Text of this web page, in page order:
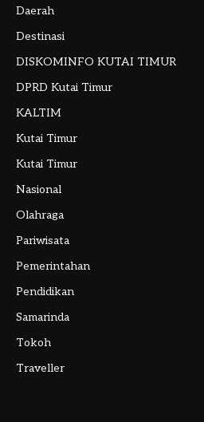
Daerah
Destinasi
DISKOMINFO KUTAI TIMUR
DPRD Kutai Timur
KALTIM
Kutai Timur
Kutai Timur
Nasional
Olahraga
Pariwisata
Pemerintahan
Pendidikan
Samarinda
Tokoh
Traveller